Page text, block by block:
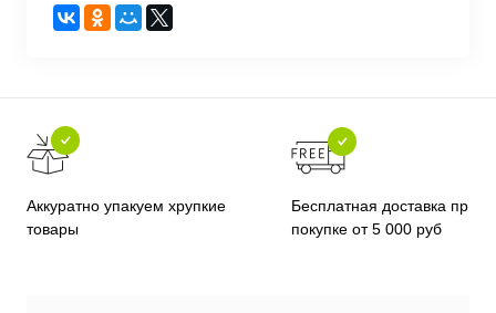
Аккуратно упакуем хрупкие
товары
Бесплатная доставка при
покупке от 5 000 руб